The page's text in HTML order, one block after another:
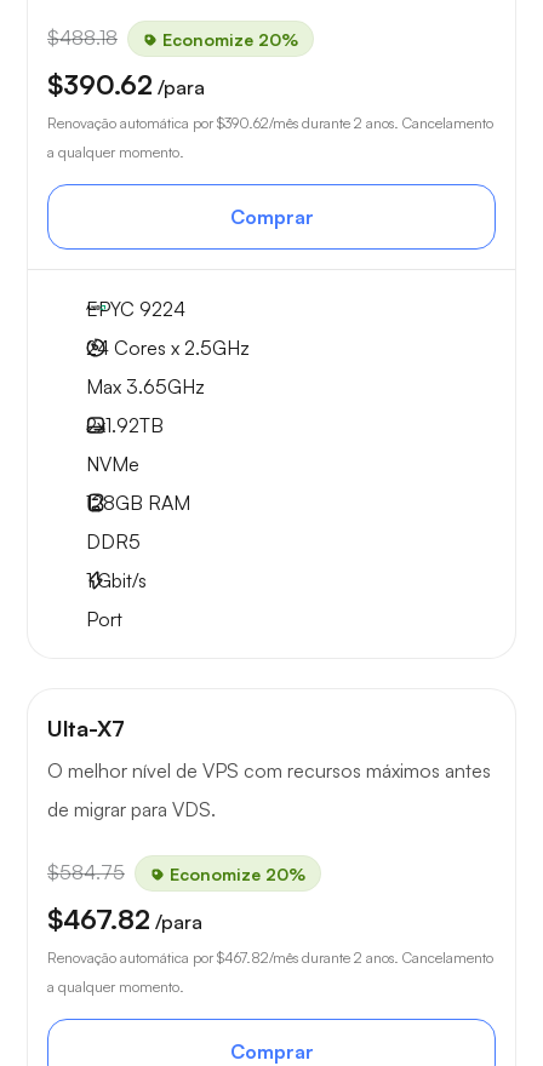
$488.18 Economize 20%
$390.62 /para
Renovação automática por $390.62/mês durante 2 anos. Cancelamento
a qualquer momento.
Comprar
EPYC 9224
24 Cores x 2.5GHz
Max 3.65GHz
2x1.92TB
NVMe
128GB RAM
DDR5
1Gbit/s
Port
Ulta-X7
O melhor nível de VPS com recursos máximos antes
de migrar para VDS.
$584.75 Economize 20%
$467.82 /para
Renovação automática por $467.82/mês durante 2 anos. Cancelamento
a qualquer momento.
Comprar